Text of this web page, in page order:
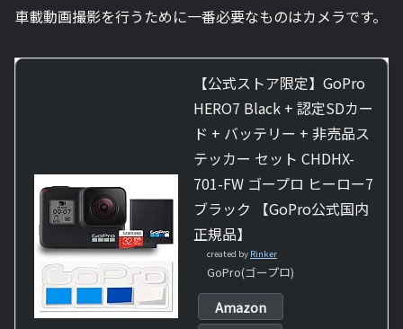
車載動画撮影を行うために一番必要なものはカメラです。
【公式ストア限定】GoPro
HERO7 Black + 認定SDカー
ド + バッテリー + 非売品ス
テッカー セット CHDHX-
701-FW ゴープロ ヒーロー7
ブラック 【GoPro公式国内
正規品】
created by Rinker
GoPro(ゴープロ)
Amazon